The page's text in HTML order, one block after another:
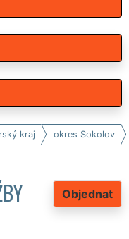
kraj okres Sokolov
Objednat